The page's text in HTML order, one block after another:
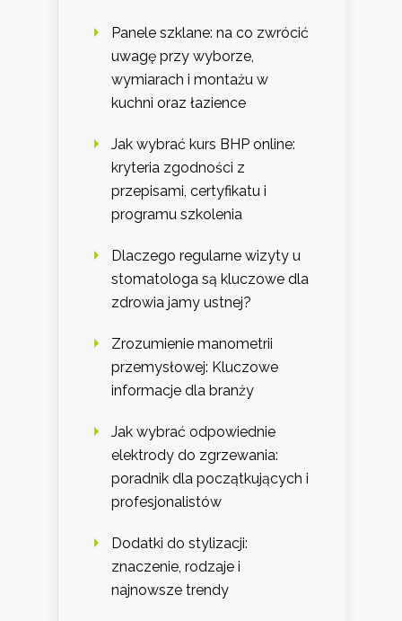
Panele szklane: na co zwrócić
uwagę przy wyborze,
wymiarach i montażu w
kuchni oraz łazience
Jak wybrać kurs BHP online:
kryteria zgodności z
przepisami, certyfikatu i
programu szkolenia
Dlaczego regularne wizyty u
stomatologa są kluczowe dla
zdrowia jamy ustnej?
Zrozumienie manometrii
przemysłowej: Kluczowe
informacje dla branży
Jak wybrać odpowiednie
elektrody do zgrzewania:
poradnik dla początkujących i
profesjonalistów
Dodatki do stylizacji:
znaczenie, rodzaje i
najnowsze trendy